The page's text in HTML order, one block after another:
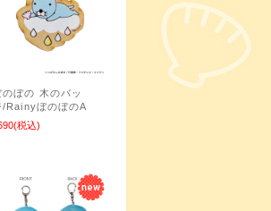
のぼの 木のバッ
/RainyぼのぼのA
(税込)